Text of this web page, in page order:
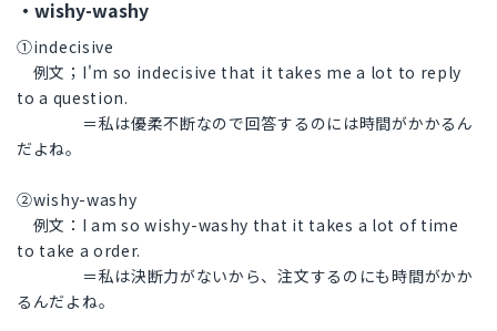
・wishy-washy
①indecisive
例文；I'm so indecisive that it takes me a lot to reply
to a question.
＝私は優柔不断なので回答するのには時間がかかるん
だよね。
②wishy-washy
例文：I am so wishy-washy that it takes a lot of time
to take a order.
＝私は決断力がないから、注文するのにも時間がかか
るんだよね。